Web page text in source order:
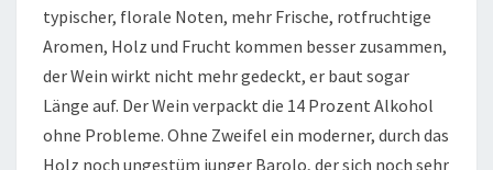
typischer, florale Noten, mehr Frische, rotfruchtige
Aromen, Holz und Frucht kommen besser zusammen,
der Wein wirkt nicht mehr gedeckt, er baut sogar
Länge auf. Der Wein verpackt die 14 Prozent Alkohol
ohne Probleme. Ohne Zweifel ein moderner, durch das
Holz noch ungestüm junger Barolo, der sich noch sehr